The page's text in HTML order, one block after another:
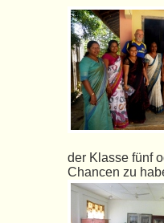
der Klasse fünf
Chancen zu